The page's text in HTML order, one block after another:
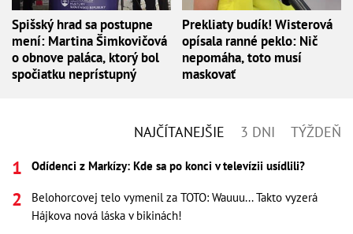
Spišský hrad sa postupne
mení: Martina Šimkovičová
o obnove paláca, ktorý bol
spočiatku neprístupný
Prekliaty budík! Wisterová
opísala ranné peklo: Nič
nepomáha, toto musí
maskovať
NAJČÍTANEJŠIE 3 DNI TÝŽDEŇ
Odídenci z Markízy: Kde sa po konci v televízii usídlili?
Belohorcovej telo vymenil za TOTO: Wauuu... Takto vyzerá
Hájkova nová láska v bikinách!